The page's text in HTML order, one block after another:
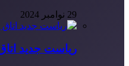
29 نوامبر 2024
ریاست جدید